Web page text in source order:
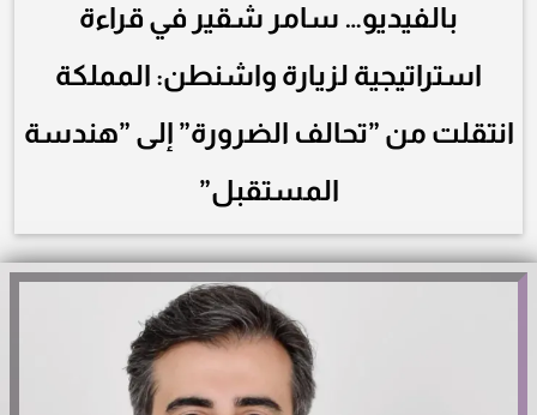
بالفيديو… سامر شقير في قراءة
استراتيجية لزيارة واشنطن: المملكة
انتقلت من ”تحالف الضرورة” إلى ”هندسة
المستقبل”